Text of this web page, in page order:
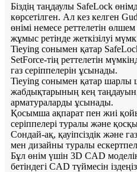
Біздің таңдаулы SafeLock
көрсетілген. Ал кез келген
өнімі немесе реттелетін
жұмыс ретінде жеткізілуі
Tieying сонымен қатар
SetForce-тің реттелетін
газ серіппелерін ұсынады.
Tieying сонымен қатар шарлы
жабдықтарының кең
арматураларды ұсынады.
Қосымша ақпарат пен жиі
серіппелері туралы және
Сондай-ақ, қауіпсіздік және газ
мен дизайны туралы
Бұл өнім үшін 3D CAD
бетіндегі CAD түймесін